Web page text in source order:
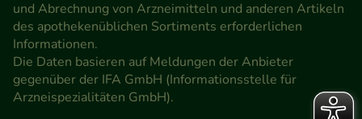
und Abrechnung von Arzneimitteln und anderen Artikeln
des apothekenüblichen Sortiments erforderlichen
Informationen.
Die Daten basieren auf Meldungen der Anbieter
gegenüber der IFA GmbH (Informationsstelle für
Arzneispezialitäten GmbH).